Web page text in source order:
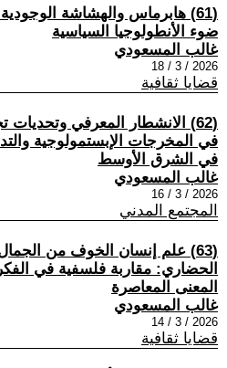
(61) هابرماس والهشاشة
ضوء الأنطولوجيا السياسية
غالب المسعودي
2026 / 3 / 18
قضايا ثقافية
(62) الانشطار المعرفي وتحديات
في المخرجات الإبستمولوجية
في الشرق الأوسط
غالب المسعودي
2026 / 3 / 16
المجتمع المدني
(63) علم إنسان الخوف من الجمال
الحضاري: مقاربة فلسفية في
المعنى المعاصرة
غالب المسعودي
2026 / 3 / 14
قضايا ثقافية